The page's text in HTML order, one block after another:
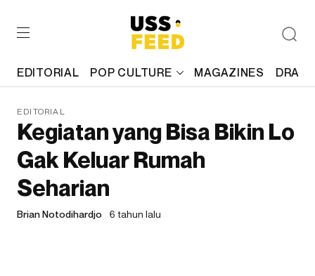
EDITORIAL POP CULTURE MAGAZINES
EDITORIAL
Kegiatan yang Bisa Bikin Lo
Gak Keluar Rumah
Seharian
Brian Notodihardjo 6 tahun lalu